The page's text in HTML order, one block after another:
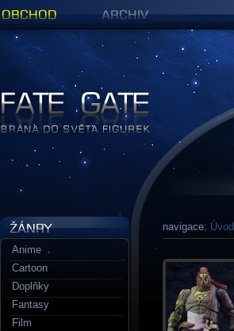
navigace: Úvod
Anime
Cartoon
Doplňky
Fantasy
Film
Figurky a sošky | Fate Gate